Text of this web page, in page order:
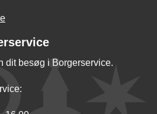
dit besøg i Borgerservice.